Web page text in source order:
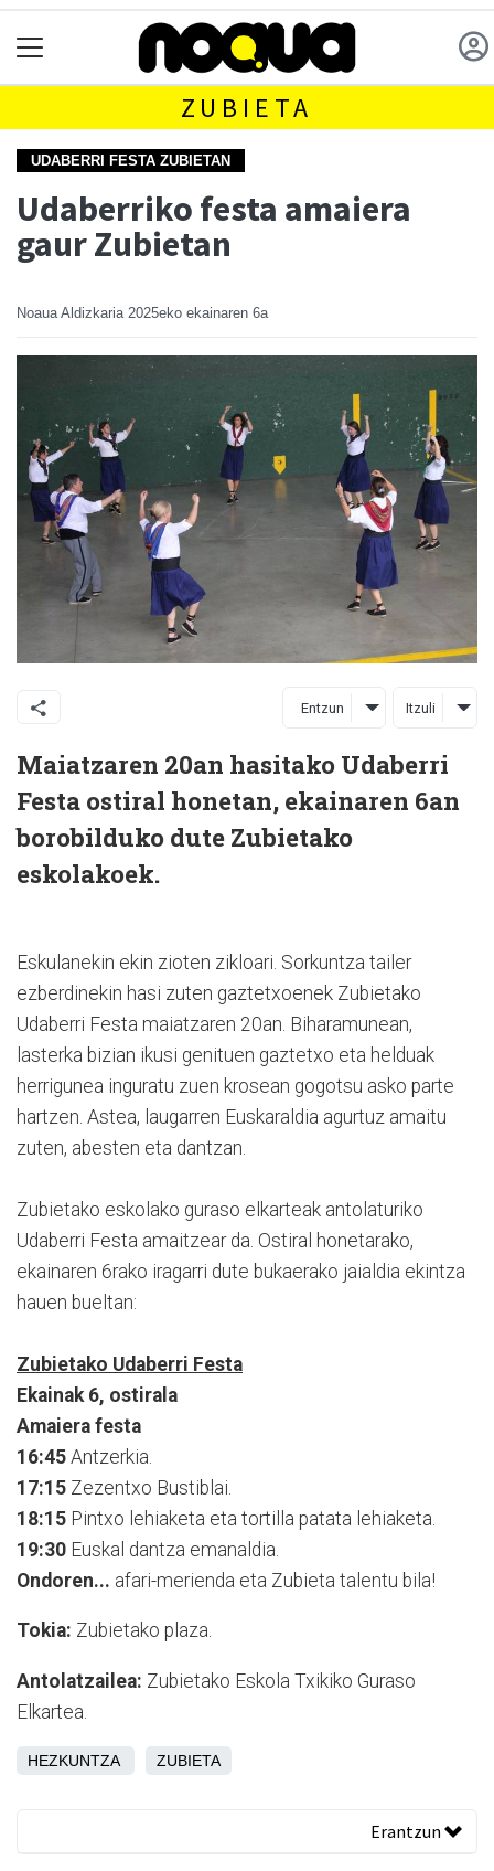
ZUBIETA
UDABERRI FESTA ZUBIETAN
Udaberriko festa amaiera
gaur Zubietan
Noaua Aldizkaria 2025eko ekainaren 6a
Entzun Itzuli
Maiatzaren 20an hasitako Udaberri
Festa ostiral honetan, ekainaren 6an
borobilduko dute Zubietako
eskolakoek.
Eskulanekin ekin zioten zikloari. Sorkuntza tailer
ezberdinekin hasi zuten gaztetxoenek Zubietako
Udaberri Festa maiatzaren 20an. Biharamunean,
lasterka bizian ikusi genituen gaztetxo eta helduak
herrigunea inguratu zuen krosean gogotsu asko parte
hartzen. Astea, laugarren Euskaraldia agurtuz amaitu
zuten, abesten eta dantzan.
Zubietako eskolako guraso elkarteak antolaturiko
Udaberri Festa amaitzear da. Ostiral honetarako,
ekainaren 6rako iragarri dute bukaerako jaialdia ekintza
hauen bueltan:
Zubietako Udaberri Festa
Ekainak 6, ostirala
Amaiera festa
16:45 Antzerkia.
17:15 Zezentxo Bustiblai.
18:15 Pintxo lehiaketa eta tortilla patata lehiaketa.
19:30 Euskal dantza emanaldia.
Ondoren... afari-merienda eta Zubieta talentu bila!
Tokia: Zubietako plaza.
Antolatzailea: Zubietako Eskola Txikiko Guraso
Elkartea.
HEZKUNTZA ZUBIETA
Erantzun